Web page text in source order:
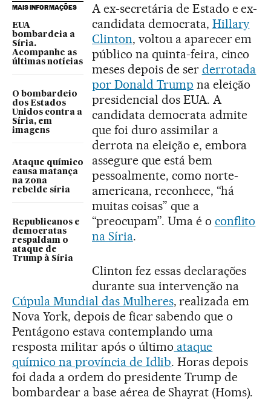
MAIS INFORMAÇÕES
EUA
bombardeia a
Síria.
Acompanhe as
últimas notícias
O bombardeio
dos Estados
Unidos contra a
Síria, em
imagens
Ataque químico
causa matança
na zona
rebelde síria
Republicanos e
democratas
respaldam o
ataque de
Trump à Síria
A ex-secretária de Estado e ex-
candidata democrata, Hillary
Clinton, voltou a aparecer em
público na quinta-feira, cinco
meses depois de ser derrotada
por Donald Trump na eleição
presidencial dos EUA. A
candidata democrata admite
que foi duro assimilar a
derrota na eleição e, embora
assegure que está bem
pessoalmente, como norte-
americana, reconhece, “há
muitas coisas” que a
“preocupam”. Uma é o conflito
na Síria.
Clinton fez essas declarações
durante sua intervenção na
Cúpula Mundial das Mulheres, realizada em
Nova York, depois de ficar sabendo que o
Pentágono estava contemplando uma
resposta militar após o último ataque
químico na província de Idlib. Horas depois
foi dada a ordem do presidente Trump de
bombardear a base aérea de Shayrat (Homs).